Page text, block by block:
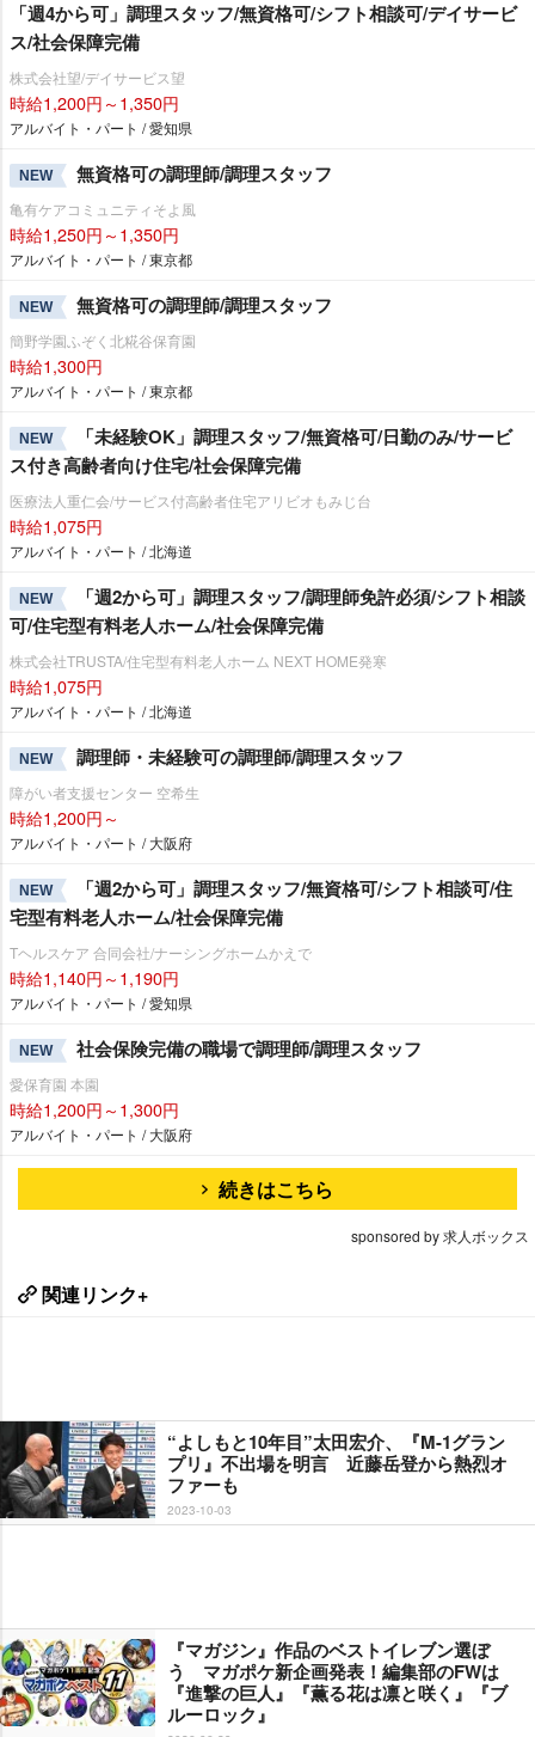
「週4から可」調理スタッフ/無資格可/シフト相談可/デイサービ
ス/社会保障完備
株式会社望/デイサービス望
時給1,200円～1,350円
アルバイト・パート / 愛知県
NEW 無資格可の調理師/調理スタッフ
亀有ケアコミュニティそよ風
時給1,250円～1,350円
アルバイト・パート / 東京都
NEW 無資格可の調理師/調理スタッフ
簡野学園ふぞく北糀谷保育園
時給1,300円
アルバイト・パート / 東京都
NEW
「未経験OK」調理スタッフ/無資格可/日勤のみ/サービ
ス付き高齢者向け住宅/社会保障完備
医療法人重仁会/サービス付高齢者住宅アリビオもみじ台
時給1,075円
アルバイト・パート / 北海道
NEW
「週2から可」調理スタッフ/調理師免許必須/シフト相談
可/住宅型有料老人ホーム/社会保障完備
株式会社TRUSTA/住宅型有料老人ホーム NEXT HOME発寒
時給1,075円
アルバイト・パート / 北海道
NEW 調理師・未経験可の調理師/調理スタッフ
障がい者支援センター 空希生
時給1,200円～
アルバイト・パート / 大阪府
NEW
「週2から可」調理スタッフ/無資格可/シフト相談可/住
宅型有料老人ホーム/社会保障完備
Tヘルスケア 合同会社/ナーシングホームかえで
時給1,140円～1,190円
アルバイト・パート / 愛知県
NEW 社会保険完備の職場で調理師/調理スタッフ
愛保育園 本園
時給1,200円～1,300円
アルバイト・パート / 大阪府
続きはこちら
sponsored by 求人ボックス
関連リンク+
“よしもと10年目”太田宏介、『M-1グラン
プリ』不出場を明言 近藤岳登から熱烈オ
ファーも
2023-10-03
『マガジン』作品のベストイレブン選ぼ
う マガポケ新企画発表！編集部のFWは
『進撃の巨人』『薫る花は凛と咲く』『ブ
ルーロック』